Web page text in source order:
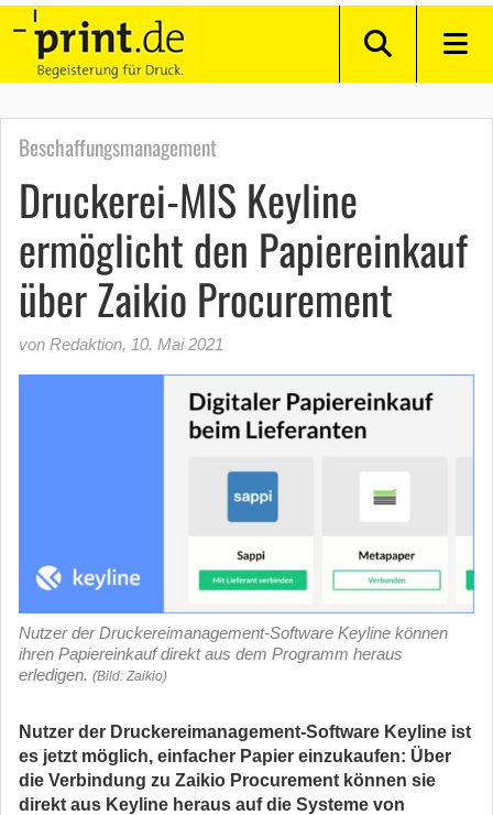
Beschaffungsmanagement
Druckerei-MIS Keyline
ermöglicht den Papiereinkauf
über Zaikio Procurement
von Redaktion, 10. Mai 2021
Nutzer der Druckereimanagement-Software Keyline können
ihren Papiereinkauf direkt aus dem Programm heraus
erledigen. (Bild: Zaikio)
Nutzer der Druckereimanagement-Software Keyline ist
es jetzt möglich, einfacher Papier einzukaufen: Über
die Verbindung zu Zaikio Procurement können sie
direkt aus Keyline heraus auf die Systeme von